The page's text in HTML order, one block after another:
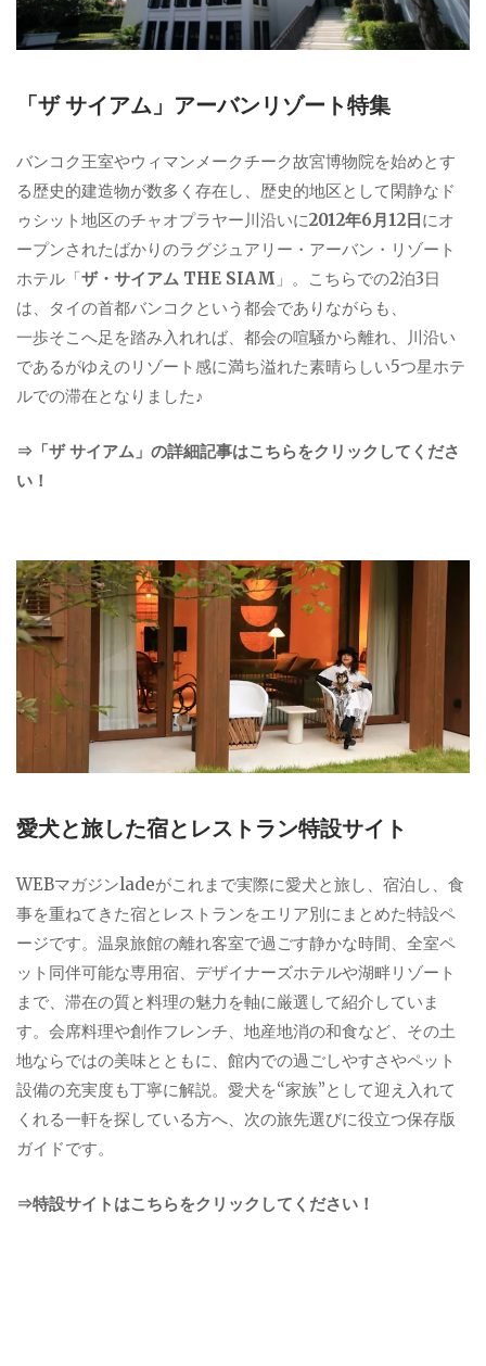
「ザ サイアム」アーバンリゾート特集
バンコク王室やウィマンメークチーク故宮博物院を始めとす
る歴史的建造物が数多く存在し、歴史的地区として閑静なド
ゥシット地区のチャオプラヤー川沿いに2012年6月12日にオ
ープンされたばかりのラグジュアリー・アーバン・リゾート
ホテル「ザ・サイアム THE SIAM 」。こちらでの2泊3日
は、タイの首都バンコクという都会でありながらも、
一歩そこへ足を踏み入れれば、都会の喧騒から離れ、川沿い
であるがゆえのリゾート感に満ち溢れた素晴らしい5つ星ホテ
ルでの滞在となりました♪
⇒「ザ サイアム」の詳細記事はこちらをクリックしてくださ
い！
愛犬と旅した宿とレストラン特設サイト
WEBマガジンladeがこれまで実際に愛犬と旅し、宿泊し、食
事を重ねてきた宿とレストランをエリア別にまとめた特設ペ
ージです。温泉旅館の離れ客室で過ごす静かな時間、全室ペ
ット同伴可能な専用宿、デザイナーズホテルや湖畔リゾート
まで、滞在の質と料理の魅力を軸に厳選して紹介していま
す。会席料理や創作フレンチ、地産地消の和食など、その土
地ならではの美味とともに、館内での過ごしやすさやペット
設備の充実度も丁寧に解説。愛犬を“家族”として迎え入れて
くれる一軒を探している方へ、次の旅先選びに役立つ保存版
ガイドです。
⇒特設サイトはこちらをクリックしてください！